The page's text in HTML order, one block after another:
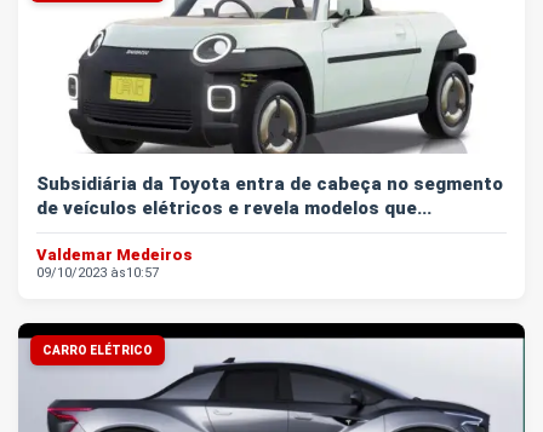
Subsidiária da Toyota entra de cabeça no segmento
de veículos elétricos e revela modelos que...
Valdemar Medeiros
09/10/2023 às10:57
CARRO ELÉTRICO